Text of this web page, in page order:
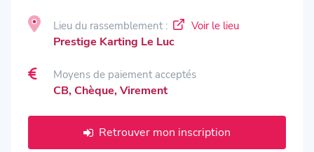
Lieu du rassemblement : Voir le lieu
Prestige Karting Le Luc
Moyens de paiement acceptés
CB, Chèque, Virement
Retrouver mon inscription